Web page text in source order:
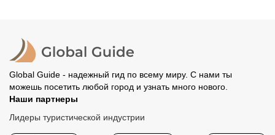
Global Guide - надежный гид по всему миру. С нами ты
можешь посетить любой город и узнать много нового.
Наши партнеры
Лидеры туристической индустрии